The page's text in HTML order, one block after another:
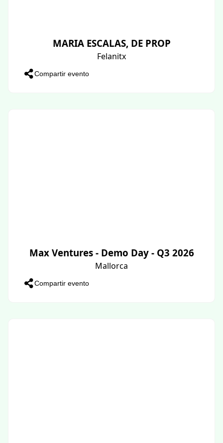
MARIA ESCALAS, DE PROP
Felanitx
Compartir evento
Max Ventures - Demo Day - Q3 2026
Mallorca
Compartir evento